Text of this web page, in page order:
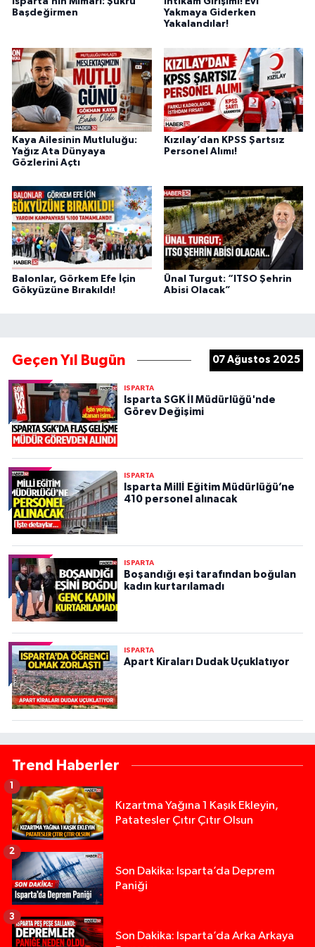
Başdeğirmen
Yakmaya Giderken
Yakalandılar!
Kaya Ailesinin Mutluluğu:
Yağız Ata Dünyaya
Gözlerini Açtı
Kızılay’dan KPSS Şartsız
Personel Alımı!
Balonlar, Görkem Efe İçin
Gökyüzüne Bırakıldı!
Ünal Turgut: “ITSO Şehrin
Abisi Olacak”
Geçen Yıl Bugün 07 Ağustos 2025
ISPARTA
Isparta SGK İl Müdürlüğü'nde
Görev Değişimi
ISPARTA
Isparta Millİ Eğitim Müdürlüğü’ne
410 personel alınacak
ISPARTA
Boşandığı eşi tarafından boğulan
kadın kurtarılamadı
ISPARTA
Apart Kiraları Dudak Uçuklatıyor
Trend Haberler
Kızartma Yağına 1 Kaşık Ekleyin,
Patatesler Çıtır Çıtır Olsun
1
Son Dakika: Isparta’da Deprem
Paniği
2
Son Dakika: Isparta’da Arka Arkaya
3